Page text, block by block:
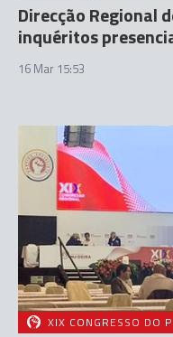
Direcção Regional
inquéritos
16 Mar 15:53
XIX CONGRESSO DO